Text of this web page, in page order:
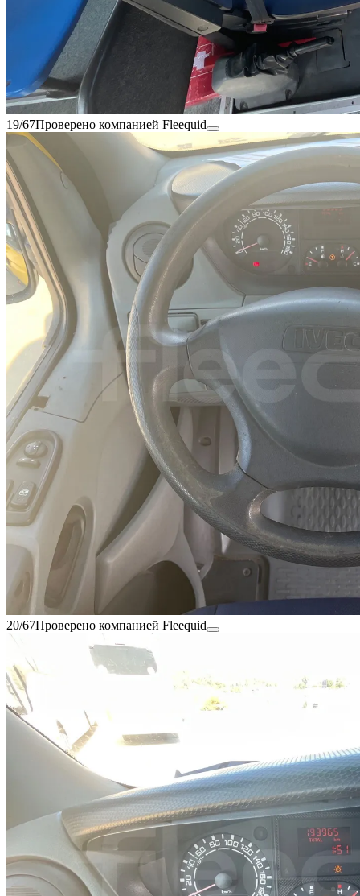
19/67Проверено компанией Fleequid
20/67Проверено компанией Fleequid